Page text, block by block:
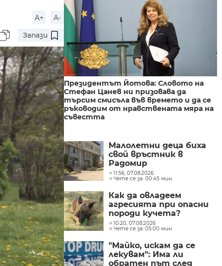
A+
A-
Запази
Президентът Йотова: Словото на
Стефан Цанев ни призовава да
търсим смисъла във времето и да се
ръководим от нравствената мяра на
съвестта
Малолетни деца биха
свой връстник в
Радомир
11:56, 07.08.2026
Чете се за: 00:45 мин.
Как да овладеем
агресията при опасни
породи кучета?
10:20, 07.08.2026
Чете се за: 05:00 мин.
"Майко, искам да се
лекувам": Има ли
обратен път след